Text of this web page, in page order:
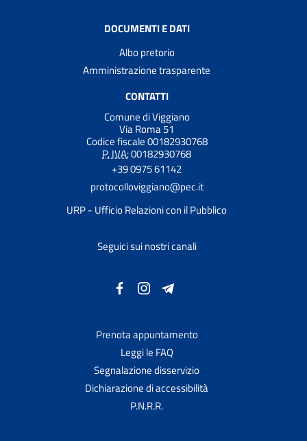
DOCUMENTI E DATI
Albo pretorio
Amministrazione trasparente
CONTATTI
Comune di Viggiano
Via Roma 51
Codice fiscale 00182930768
P. IVA:00182930768
+39 0975 61142
protocolloviggiano@pec.it
URP - Ufficio Relazioni con il Pubblico
Seguici sui nostri canali
Prenota appuntamento
Leggi le FAQ
Segnalazione disservizio
Dichiarazione di accessibilità
P.N.R.R.